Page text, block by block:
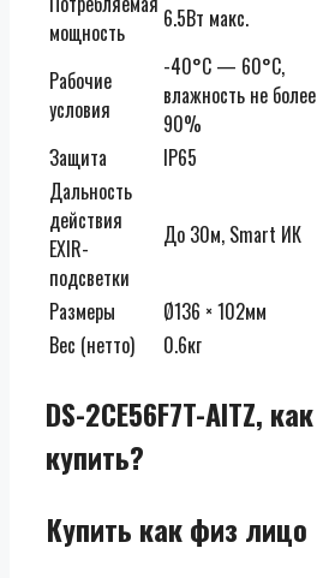
мощность
6.5Вт макс.
Рабочие
условия
-40°С — 60°С,
влажность не более
90%
Защита
IP65
Дальность
действия
EXIR-
подсветки
До 30м, Smart ИК
Размеры
Ø136 × 102мм
Вес (нетто)
0.6кг
DS-2CE56F7T-AITZ, как
купить?
Купить как физ лицо